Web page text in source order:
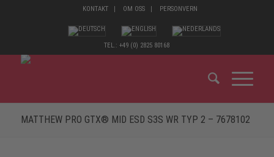
KONTAKT OM OSS PERSONVERN
TEL.: +49 (0) 2825 80168
MATTHEW PRO GTX® MID ESD S3S WR TYP 2 – 7678102